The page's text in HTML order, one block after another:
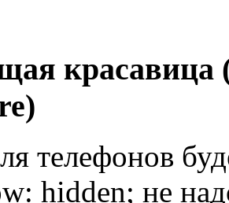
красавица
телефонов
hidden; не